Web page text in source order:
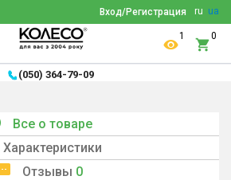
ru ua
Вход/Регистрация
1 0
(050) 364-79-09
Все о товаре
Характеристики
Отзывы 0